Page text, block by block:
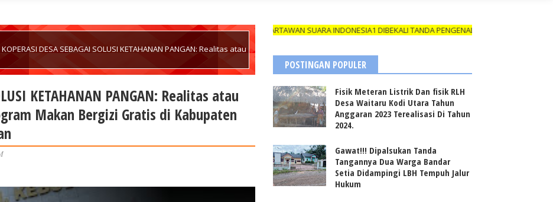
KOPERASI DESA SEBAGAI SOLUSI KETAHANAN PANGAN: Realitas atau
KETAHANAN PANGAN: Realitas atau
Makan Bergizi Gratis di Kabupaten
WARTAWAN SUARA INDONESIA1 DIBEKALI TANDA PENGENAL (ID CARD) YANG MASIH
POSTINGAN POPULER
Fisik Meteran Listrik Dan fisik RLH
Desa Waitaru Kodi Utara Tahun
Anggaran 2023 Terealisasi Di Tahun
2024.
Gawat!!! Dipalsukan Tanda
Tangannya Dua Warga Bandar
Setia Didampingi LBH Tempuh Jalur
Hukum